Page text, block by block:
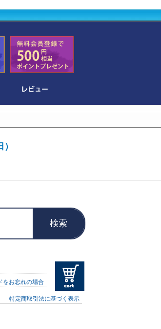
検索
をお忘れの場合
特定商取引法に基づく表示